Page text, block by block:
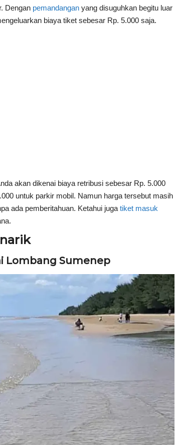
Dengan pemandangan yang disuguhkan begitu luar
biaya tiket sebesar Rp. 5.000 saja.
akan dikenai biaya retribusi sebesar Rp. 5.000
untuk parkir mobil. Namun harga tersebut masih
ada pemberitahuan. Ketahui juga tiket masuk
Lombang Sumenep